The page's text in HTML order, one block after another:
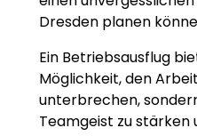
Dresden planen
Ein Betriebsausflug
Möglichkeit, den
unterbrechen,
Teamgeist zu stärken